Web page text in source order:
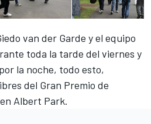
van der Garde y el equipo
toda la tarde del viernes y
la noche, todo esto,
del Gran Premio de
Albert Park.